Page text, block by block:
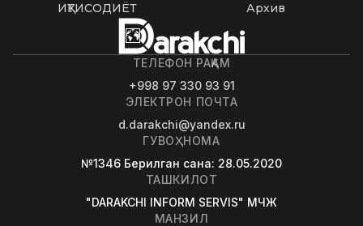
ИҚТИСОДИЁТ
Архив
ТЕЛЕФОН РАҚАМ
+998 97 330 93 91
ЭЛЕКТРОН ПОЧТА
d.darakchi@yandex.ru
ГУВОҲНОМА
№1346 Берилган сана: 28.05.2020
ТАШКИЛОТ
"DARAKCHI INFORM SERVIS" МЧЖ
МАНЗИЛ